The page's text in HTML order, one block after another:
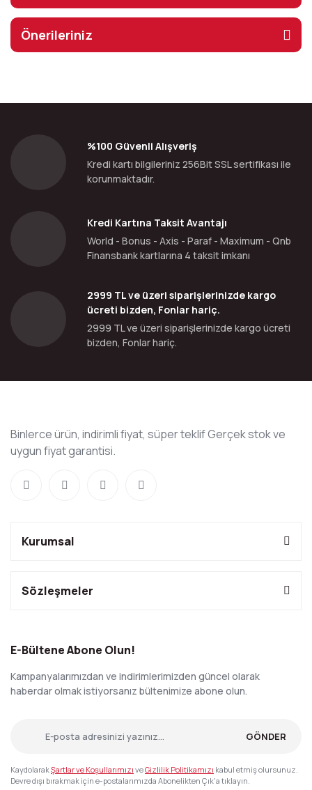
Önerileriniz
%100 Güvenli Alışveriş
Kredi kartı bilgileriniz 256Bit SSL sertifikası ile
korunmaktadır.
Kredi Kartına Taksit Avantajı
World - Bonus - Axis - Paraf - Maximum - Qnb
Finansbank kartlarına 4 taksit imkanı
2999 TL ve üzeri siparişlerinizde kargo
ücreti bizden, Fonlar hariç.
2999 TL ve üzeri siparişlerinizde kargo ücreti
bizden, Fonlar hariç.
Binlerce ürün, indirimli fiyat, süper teklif Gerçek stok ve
uygun fiyat garantisi.
Kurumsal
Sözleşmeler
E-Bültene Abone Olun!
Kampanyalarımızdan ve indirimlerimizden güncel olarak
haberdar olmak istiyorsanız bültenimize abone olun.
GÖNDER
KaydolarakŞartlar ve Koşullarımızı veGizlilik Politikamızı kabul etmiş olursunuz.
Devre dışı bırakmak için e-postalarımızda Abonelikten Çık'a tıklayın.